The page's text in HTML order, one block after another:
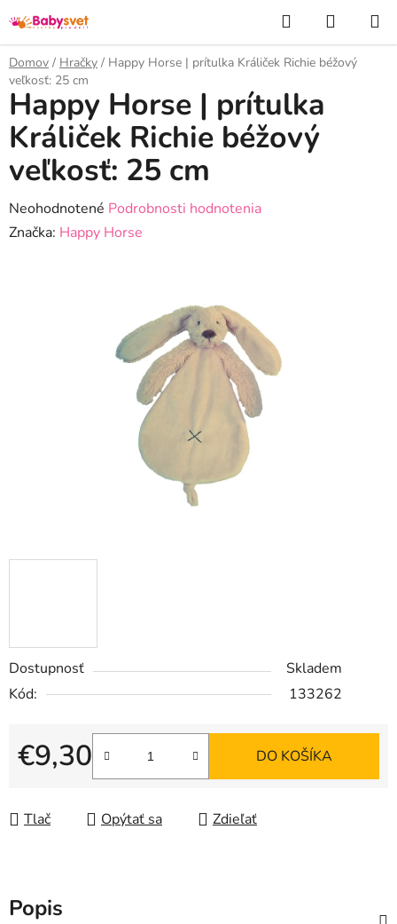
na
obsah
Hľadať
KOŠÍK
Domov / Hračky / Happy Horse | prítulka Králiček Richie béžový
veľkosť: 25 cm
Dostupnosť
Skladem
Kód:
133262
€9,30
Jednotková cena:
DO KOŠÍKA
Tlač Opýtať sa Zdieľať
Happy Horse | prítulka
Králiček Richie béžový
veľkosť: 25 cm
Priemerné
hodnotenie
Neohodnotené Podrobnosti hodnotenia
Značka: Happy Horse
Popis